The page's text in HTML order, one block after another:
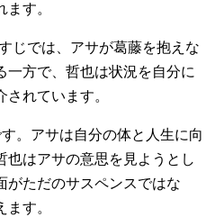
す。
じでは、アサが葛藤を抱えな
一方で、哲也は状況を自分に
れています。
。アサは自分の体と人生に向
也はアサの意思を見ようとし
がただのサスペンスではな
す。